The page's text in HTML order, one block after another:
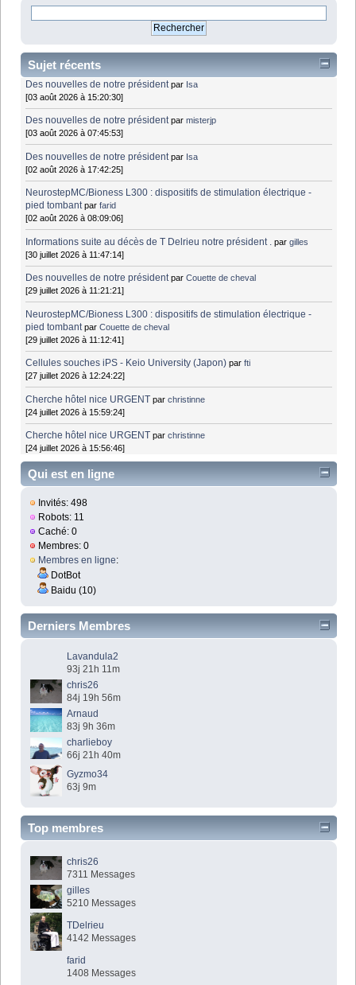
Sujet récents
Des nouvelles de notre président par Isa
[03 août 2026 à 15:20:30]
Des nouvelles de notre président parmisterjp
[03 août 2026 à 07:45:53]
Des nouvelles de notre président par Isa
[02 août 2026 à 17:42:25]
NeurostepMC/Bioness L300 : dispositifs de stimulation électrique -
pied tombant parfarid
[02 août 2026 à 08:09:06]
Informations suite au décès de T Delrieu notre président . pargilles
[30 juillet 2026 à 11:47:14]
Des nouvelles de notre président parCouette de cheval
[29 juillet 2026 à 11:21:21]
NeurostepMC/Bioness L300 : dispositifs de stimulation électrique -
pied tombant parCouette de cheval
[29 juillet 2026 à 11:12:41]
Cellules souches iPS - Keio University (Japon) parfti
[27 juillet 2026 à 12:24:22]
Cherche hôtel nice URGENT parchristinne
[24 juillet 2026 à 15:59:24]
Cherche hôtel nice URGENT parchristinne
[24 juillet 2026 à 15:56:46]
Qui est en ligne
Invités: 498
Robots: 11
Caché: 0
Membres: 0
Membres en ligne:
DotBot
Baidu (10)
Derniers Membres
Lavandula2
93j 21h 11m
chris26
84j 19h 56m
Arnaud
83j 9h 36m
charlieboy
66j 21h 40m
Gyzmo34
63j 9m
Top membres
chris26
7311 Messages
gilles
5210 Messages
TDelrieu
4142 Messages
farid
1408 Messages